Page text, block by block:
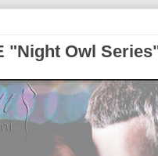
"Night Owl